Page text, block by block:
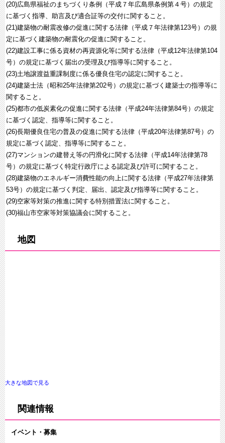
(20)広島県福祉のまちづくり条例（平成７年広島県条例第４号）の規定
に基づく指導、助言及び適合証等の交付に関すること。
(21)建築物の耐震改修の促進に関する法律（平成７年法律第123号）の規
定に基づく建築物の耐震化の促進に関すること。
(22)建設工事に係る資材の再資源化等に関する法律（平成12年法律第104
号）の規定に基づく届出の受理及び指導等に関すること。
(23)土地譲渡益重課制度に係る優良住宅の認定に関すること。
(24)建築士法（昭和25年法律第202号）の規定に基づく建築士の指導等に
関すること。
(25)都市の低炭素化の促進に関する法律（平成24年法律第84号）の規定
に基づく認定、指導等に関すること。
(26)長期優良住宅の普及の促進に関する法律（平成20年法律第87号）の
規定に基づく認定、指導等に関すること。
(27)マンションの建替え等の円滑化に関する法律（平成14年法律第78
号）の規定に基づく特定行政庁による認定及び許可に関すること。
(28)建築物のエネルギー消費性能の向上に関する法律（平成27年法律第
53号）の規定に基づく判定、届出、認定及び指導等に関すること。
(29)空家等対策の推進に関する特別措置法に関すること。
(30)福山市空家等対策協議会に関すること。
地図
大きな地図で見る
関連情報
イベント・募集